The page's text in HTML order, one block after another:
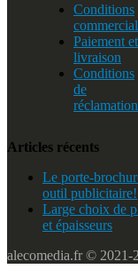
Conditions
Paiement et
livraison
Conditions
de
réclamation
Articles récents
Le porte-
outil publicitaire!
Large choix de
et épaisseurs
alecomedia.fr © 2021-